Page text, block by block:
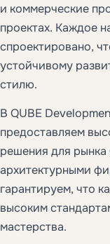
и коммерческие
проектах. Каждое
спроектировано,
устойчивому
стилю.
В QUBE
предоставляем
решения для
архитектурными
гарантируем, что
высоким
мастерства.